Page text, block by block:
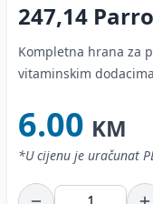
247,14
Kompletna hrana za
vitaminskim
6.00 KM
*U cijenu je uračunat